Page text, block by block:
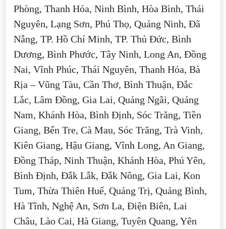
Phòng, Thanh Hóa, Ninh Bình, Hòa Bình, Thái
Nguyên, Lạng Sơn, Phú Thọ, Quảng Ninh, Đã
Nẵng, TP. Hồ Chí Minh, TP. Thủ Đức, Bình
Dương, Bình Phước, Tây Ninh, Long An, Đồng
Nai, Vĩnh Phúc, Thái Nguyên, Thanh Hóa, Bà
Rịa – Vũng Tàu, Cần Thơ, Bình Thuận, Đắc
Lắc, Lâm Đồng, Gia Lai, Quảng Ngãi, Quảng
Nam, Khánh Hòa, Bình Định, Sóc Trăng, Tiền
Giang, Bến Tre, Cà Mau, Sóc Trăng, Trà Vinh,
Kiên Giang, Hậu Giang, Vĩnh Long, An Giang,
Đồng Tháp, Ninh Thuận, Khánh Hòa, Phú Yên,
Bình Định, Đắk Lắk, Đắk Nông, Gia Lai, Kon
Tum, Thừa Thiên Huế, Quảng Trị, Quảng Bình,
Hà Tĩnh, Nghệ An, Sơn La, Điện Biên, Lai
Châu, Lào Cai, Hà Giang, Tuyên Quang, Yên